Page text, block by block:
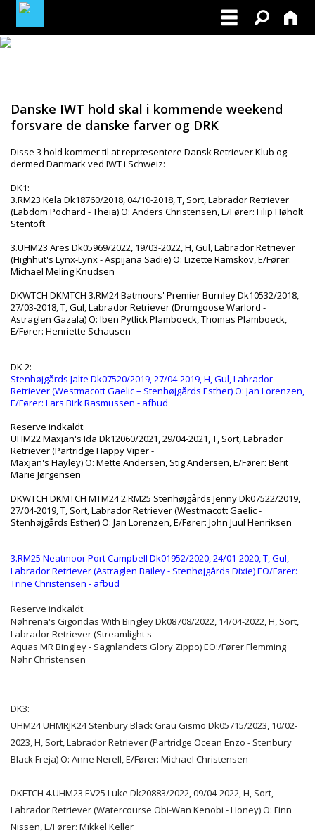
BLIV MEDLEM / BECOME A MEMBER
Danske IWT hold skal i kommende weekend
forsvare de danske farver og DRK
Disse 3 hold kommer til at repræsentere Dansk Retriever Klub og
dermed Danmark ved IWT i Schweiz:
DK1:
3.RM23 Kela Dk18760/2018, 04/10-2018, T, Sort, Labrador Retriever
(Labdom Pochard - Theia) O: Anders Christensen, E/Fører: Filip Høholt
Stentoft
3.UHM23 Ares Dk05969/2022, 19/03-2022, H, Gul, Labrador Retriever
(Highhut's Lynx-Lynx - Aspijana Sadie) O: Lizette Ramskov, E/Fører:
Michael Meling Knudsen
DKWTCH DKMTCH 3.RM24 Batmoors' Premier Burnley Dk10532/2018,
27/03-2018, T, Gul, Labrador Retriever (Drumgoose Warlord -
Astraglen Gazala) O: Iben Pytlick Plamboeck, Thomas Plamboeck,
E/Fører: Henriette Schausen
DK 2:
Stenhøjgårds Jalte Dk07520/2019, 27/04-2019, H, Gul, Labrador
Retriever (Westmacott Gaelic – Stenhøjgårds Esther) O: Jan Lorenzen,
E/Fører: Lars Birk Rasmussen - afbud
Reserve indkaldt:
UHM22 Maxjan's Ida Dk12060/2021, 29/04-2021, T, Sort, Labrador
Retriever (Partridge Happy Viper -
Maxjan's Hayley) O: Mette Andersen, Stig Andersen, E/Fører: Berit
Marie Jørgensen
DKWTCH DKMTCH MTM24 2.RM25 Stenhøjgårds Jenny Dk07522/2019,
27/04-2019, T, Sort, Labrador Retriever (Westmacott Gaelic -
Stenhøjgårds Esther) O: Jan Lorenzen, E/Fører: John Juul Henriksen
3.RM25 Neatmoor Port Campbell Dk01952/2020, 24/01-2020, T, Gul,
Labrador Retriever (Astraglen Bailey - Stenhøjgårds Dixie) EO/Fører:
Trine Christensen - afbud
Reserve indkaldt:
Nøhrena's Gigondas With Bingley Dk08708/2022, 14/04-2022, H, Sort,
Labrador Retriever (Streamlight's
Aquas MR Bingley - Sagnlandets Glory Zippo) EO:/Fører Flemming
Nøhr Christensen
DK3:
UHM24 UHMRJK24 Stenbury Black Grau Gismo Dk05715/2023, 10/02-
2023, H, Sort, Labrador Retriever (Partridge Ocean Enzo - Stenbury
Black Freja) O: Anne Nerell, E/Fører: Michael Christensen
DKFTCH 4.UHM23 EV25 Luke Dk20883/2022, 09/04-2022, H, Sort,
Labrador Retriever (Watercourse Obi-Wan Kenobi - Honey) O: Finn
Nissen, E/Fører: Mikkel Keller